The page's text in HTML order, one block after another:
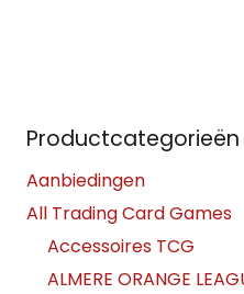
Productcategorieën
Aanbiedingen
All Trading Card Games
Accessoires TCG
ALMERE ORANGE